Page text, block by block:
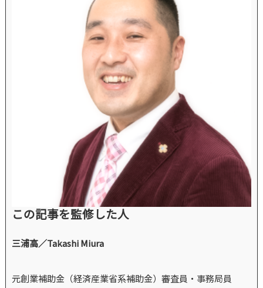
この記事を監修した人
三浦高／Takashi Miura
元創業補助金（経済産業省系補助金）審査員・事務局員